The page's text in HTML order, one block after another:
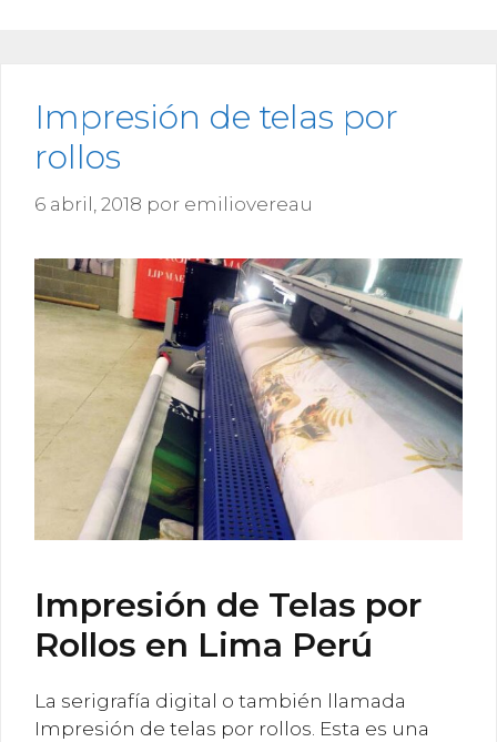
Impresión de telas por
rollos
6 abril, 2018 por emiliovereau
Impresión de Telas por
Rollos en Lima Perú
La serigrafía digital o también llamada
Impresión de telas por rollos. Esta es una